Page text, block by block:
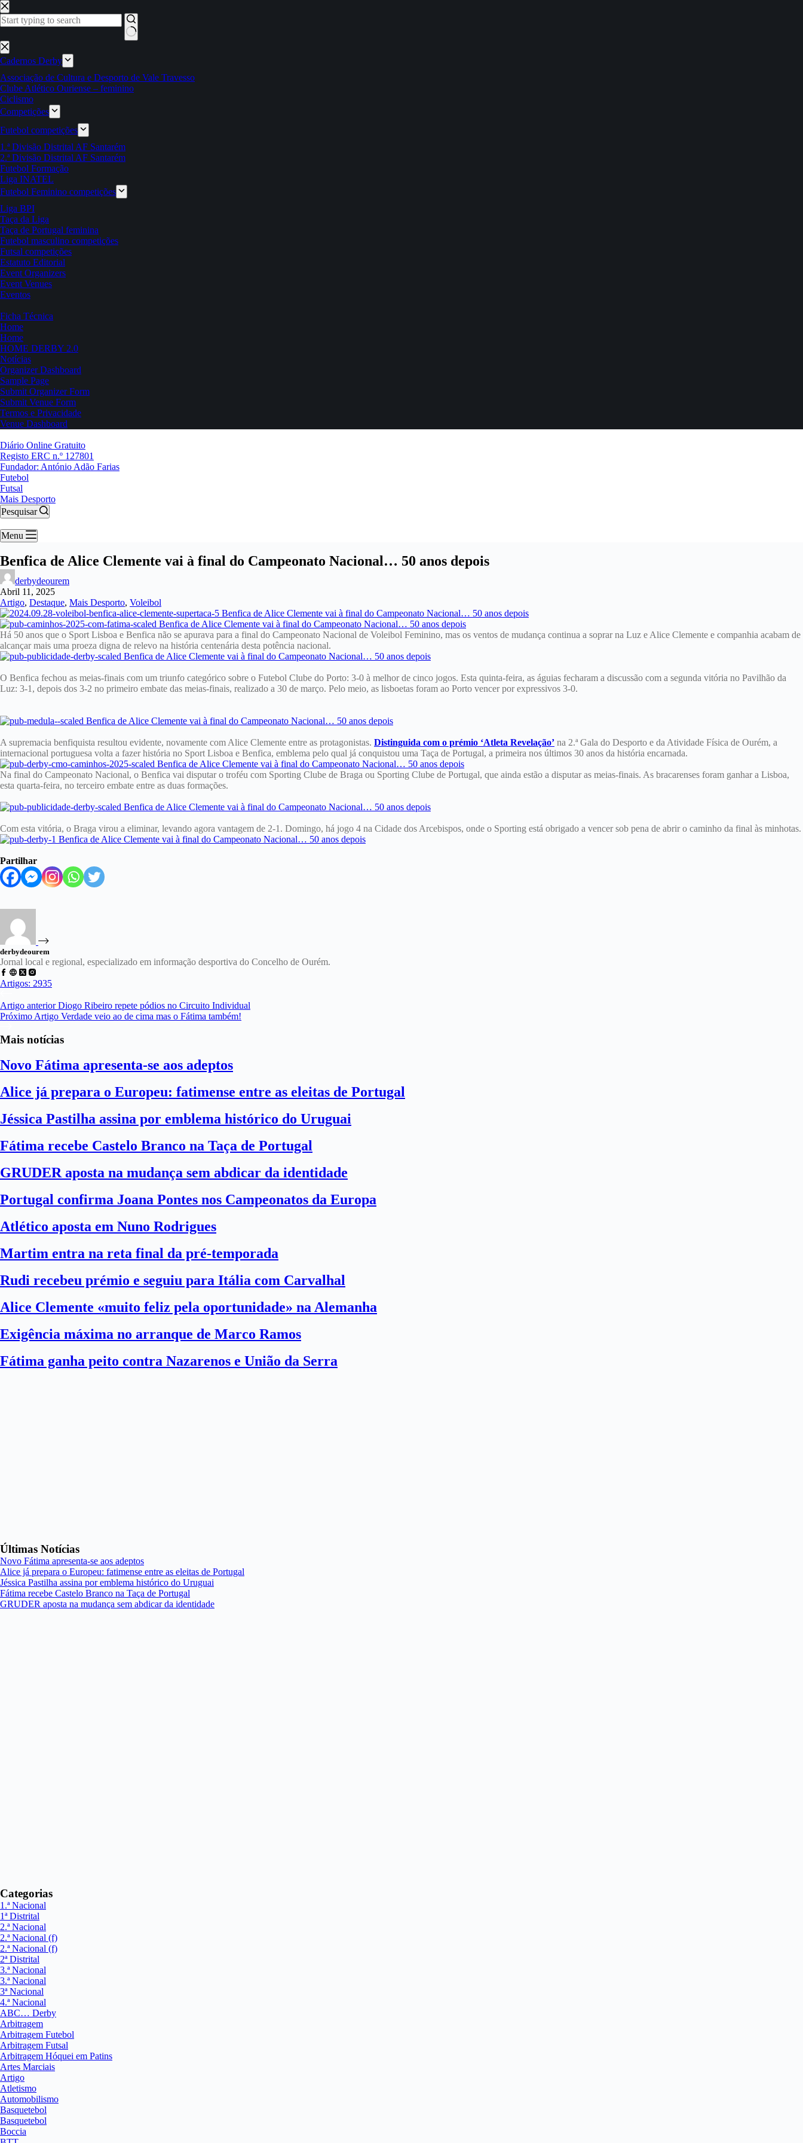
Pular
para
o
Sem
resultados
Cadernos Derby
Associação de Cultura e Desporto de Vale Travesso
Clube Atlético Ouriense – feminino
Ciclismo
Competições
Futebol competições
1.ª Divisão Distrital AF Santarém
2.ª Divisão Distrital AF Santarém
Futebol Formação
Liga INATEL
Futebol Feminino competições
Liga BPI
Taça da Liga
Taça de Portugal feminina
Futebol masculino competições
Futsal competições
Estatuto Editorial
Event Organizers
Event Venues
Eventos
Ficha Técnica
Home
Home
HOME DERBY 2.0
Notícias
Organizer Dashboard
Sample Page
Submit Organizer Form
Submit Venue Form
Termos e Privacidade
Venue Dashboard
Diário Online Gratuito
Registo ERC n.º 127801
Fundador: António Adão Farias
Futebol
Futsal
Mais Desporto
Pesquisar
Menu
Benfica de Alice Clemente vai à final do Campeonato Nacional… 50 anos depois
derbydeourem
Abril 11, 2025
Artigo, Destaque, Mais Desporto, Voleibol
Há 50 anos que o Sport Lisboa e Benfica não se apurava para a final do Campeonato Nacional de Voleibol Feminino, mas os ventos de mudança continua a soprar na Luz e Alice Clemente e companhia acabam de
alcançar mais uma proeza digna de relevo na história centenária desta potência nacional.
O Benfica fechou as meias-finais com um triunfo categórico sobre o Futebol Clube do Porto: 3-0 à melhor de cinco jogos. Esta quinta-feira, as águias fecharam a discussão com a segunda vitória no Pavilhão da
Luz: 3-1, depois dos 3-2 no primeiro embate das meias-finais, realizado a 30 de março. Pelo meio, as lisboetas foram ao Porto vencer por expressivos 3-0.
A supremacia benfiquista resultou evidente, novamente com Alice Clemente entre as protagonistas. Distinguida com o prémio ‘Atleta Revelação’ na 2.ª Gala do Desporto e da Atividade Física de Ourém, a
internacional portuguesa volta a fazer história no Sport Lisboa e Benfica, emblema pelo qual já conquistou uma Taça de Portugal, a primeira nos últimos 30 anos da história encarnada.
Na final do Campeonato Nacional, o Benfica vai disputar o troféu com Sporting Clube de Braga ou Sporting Clube de Portugal, que ainda estão a disputar as meias-finais. As bracarenses foram ganhar a Lisboa,
esta quarta-feira, no terceiro embate entre as duas formações.
Com esta vitória, o Braga virou a eliminar, levando agora vantagem de 2-1. Domingo, há jogo 4 na Cidade dos Arcebispos, onde o Sporting está obrigado a vencer sob pena de abrir o caminho da final às minhotas.
Partilhar
derbydeourem
Jornal local e regional, especializado em informação desportiva do Concelho de Ourém.
Artigos: 2935
Artigo anteriorDiogo Ribeiro repete pódios no Circuito Individual
Próximo Artigo Verdade veio ao de cima mas o Fátima também!
Mais notícias
Novo Fátima apresenta-se aos adeptos
Alice já prepara o Europeu: fatimense entre as eleitas de Portugal
Jéssica Pastilha assina por emblema histórico do Uruguai
Fátima recebe Castelo Branco na Taça de Portugal
GRUDER aposta na mudança sem abdicar da identidade
Portugal confirma Joana Pontes nos Campeonatos da Europa
Atlético aposta em Nuno Rodrigues
Martim entra na reta final da pré-temporada
Rudi recebeu prémio e seguiu para Itália com Carvalhal
Alice Clemente «muito feliz pela oportunidade» na Alemanha
Exigência máxima no arranque de Marco Ramos
Fátima ganha peito contra Nazarenos e União da Serra
Últimas Notícias
Novo Fátima apresenta-se aos adeptos
Alice já prepara o Europeu: fatimense entre as eleitas de Portugal
Jéssica Pastilha assina por emblema histórico do Uruguai
Fátima recebe Castelo Branco na Taça de Portugal
GRUDER aposta na mudança sem abdicar da identidade
Categorias
1.ª Nacional
1ª Distrital
2.ª Nacional
2.ª Nacional (f)
2.ª Nacional (f)
2ª Distrital
3.ª Nacional
3.ª Nacional
3ª Nacional
4.ª Nacional
ABC… Derby
Arbitragem
Arbitragem Futebol
Arbitragem Futsal
Arbitragem Hóquei em Patins
Artes Marciais
Artigo
Atletismo
Automobilismo
Basquetebol
Basquetebol
Boccia